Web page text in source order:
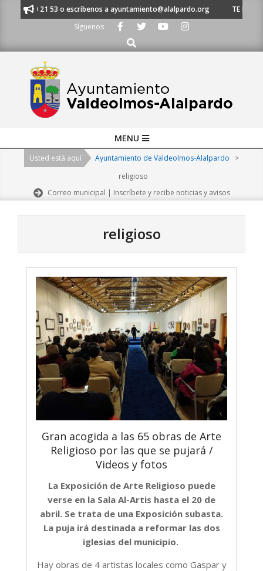
91 620 21 53 o escríbenos a ayuntamiento@alalpardo.org
TE
Síguenos
Buscar
Navigation
MENU
Usted está aquí Ayuntamiento de Valdeolmos-Alalpardo
>
religioso
Correo municipal | Inscríbete y recibe noticias y avisos
religioso
Gran acogida a las 65 obras de Arte
Religioso por las que se pujará /
Videos y fotos
La Exposición de Arte Religioso puede
verse en la Sala Al-Artis hasta el 20 de
abril. Se trata de una Exposición subasta.
La puja irá destinada a reformar las dos
iglesias del municipio.
Hay obras de 4 artistas locales como Gaspar y